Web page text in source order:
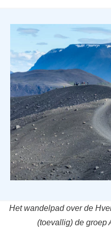
Het wandelpad over de
(toevallig) de groep